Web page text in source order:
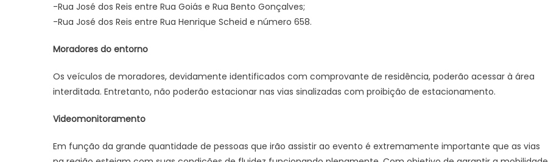
-Rua José dos Reis entre Rua Goiás e Rua Bento Gonçalves;
-Rua José dos Reis entre Rua Henrique Scheid e número 658.
Moradores do entorno
Os veículos de moradores, devidamente identificados com comprovante de residência, poderão acessar à área
interditada. Entretanto, não poderão estacionar nas vias sinalizadas com proibição de estacionamento.
Videomonitoramento
Em função da grande quantidade de pessoas que irão assistir ao evento é extremamente importante que as vias